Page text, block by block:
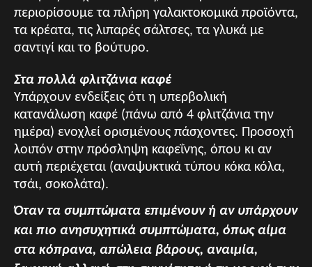
περιορίσουμε τα πλήρη γαλακτοκομικά προϊόντα,
τα κρέατα, τις λιπαρές σάλτσες, τα γλυκά με
σαντιγί και το βούτυρο.
Στα πολλά φλιτζάνια καφέ
Υπάρχουν ενδείξεις ότι η υπερβολική
κατανάλωση καφέ (πάνω από 4 φλιτζάνια την
ημέρα) ενοχλεί ορισμένους πάσχοντες. Προσοχή
λοιπόν στην πρόσληψη καφεΐνης, όπου κι αν
αυτή περιέχεται (αναψυκτικά τύπου κόκα κόλα,
τσάι, σοκολάτα).
Όταν τα συμπτώματα επιμένουν ή αν υπάρχουν
και πιο ανησυχητικά συμπτώματα, όπως αίμα
στα κόπρανα, απώλεια βάρους, αναιμία,